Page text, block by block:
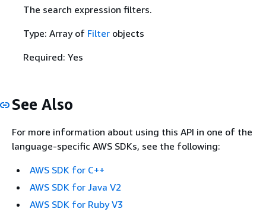
The search expression filters.
Type: Array of Filterobjects
Required: Yes
See Also
For more information about using this API in one of the
language-specific AWS SDKs, see the following:
AWS SDK for C++
AWS SDK for Java V2
AWS SDK for Ruby V3